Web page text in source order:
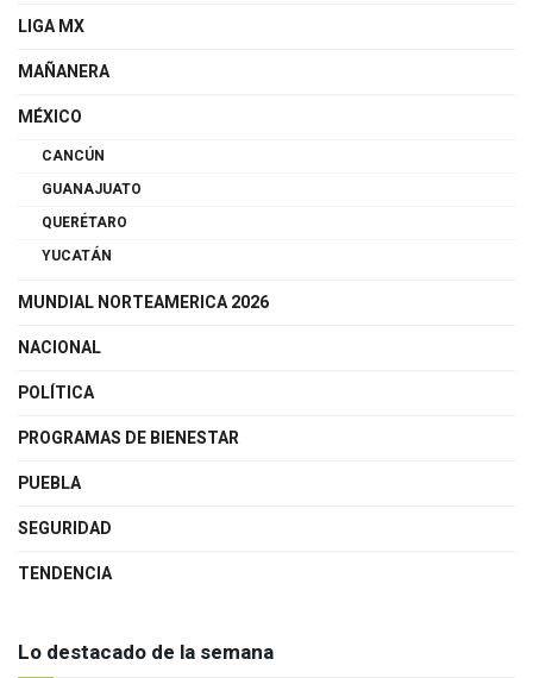
LIGA MX
MAÑANERA
MÉXICO
CANCÚN
GUANAJUATO
QUERÉTARO
YUCATÁN
MUNDIAL NORTEAMERICA 2026
NACIONAL
POLÍTICA
PROGRAMAS DE BIENESTAR
PUEBLA
SEGURIDAD
TENDENCIA
Lo destacado de la semana